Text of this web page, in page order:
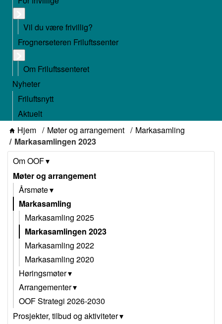
Vil du være frivillig?
Frognerseteren Friluftssenter
Om Friluftssenteret
Nyheter
Friluftsnytt
Aktuelt
Hjem
Møter og arrangement
Markasamling
Markasamlingen 2023
Om OOF
Møter og arrangement
Årsmøte
Markasamling
Markasamling 2025
Markasamlingen 2023
Markasamling 2022
Markasamling 2020
Høringsmøter
Arrangementer
OOF Strategi 2026-2030
Prosjekter, tilbud og aktiviteter